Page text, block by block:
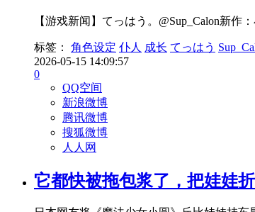
【游戏新闻】てっはう。@Sup_Calon新
标签： 角色设定 仆人 成长 てっはう
2026-05-15 14:09:57
0
QQ空间
新浪微博
腾讯微博
搜狐微博
人人网
它都快被拖包浆了，把娃娃